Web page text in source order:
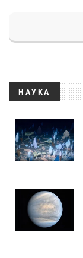
НАУКА